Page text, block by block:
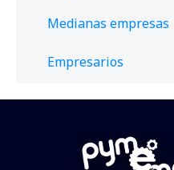
Medianas empresas
Empresarios